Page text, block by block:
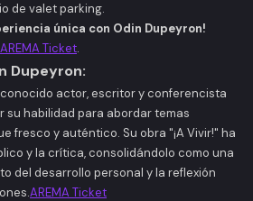
de valet parking.​
única con Odin Dupeyron!
AREMA Ticket.​
Dupeyron:
actor, escritor y conferencista
su habilidad para abordar temas
fresco y auténtico. Su obra "¡A Vivir!" ha
y la crítica, consolidándolo como una
del desarrollo personal y la reflexión
AREMA Ticket